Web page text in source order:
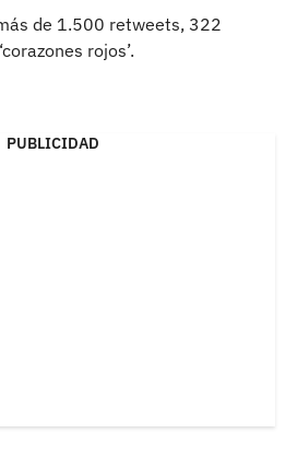
de 1.500 retweets, 322
rojos’.
PUBLICIDAD